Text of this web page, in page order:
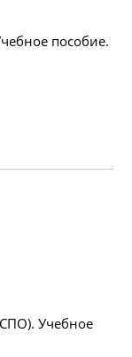
пособие.
Учебное